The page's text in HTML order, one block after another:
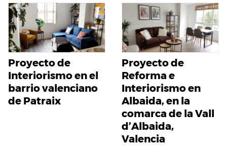
Proyecto de
Interiorismo en el
barrio valenciano
de Patraix
Proyecto de
Reforma e
Interiorismo en
Albaida, en la
comarca de la Vall
d’Albaida,
Valencia